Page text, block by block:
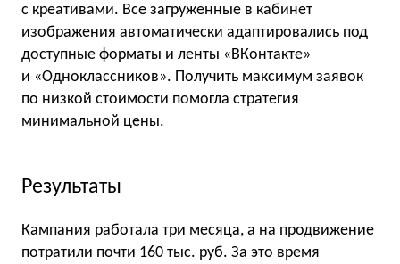
с креативами. Все загруженные в кабинет
изображения автоматически адаптировались под
доступные форматы и ленты «ВКонтакте»
и «Одноклассников». Получить максимум заявок
по низкой стоимости помогла стратегия
минимальной цены.
Результаты
Кампания работала три месяца, а на продвижение
потратили почти 160 тыс. руб. За это время